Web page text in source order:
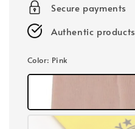
Secure payments
Authentic products
Color: Pink